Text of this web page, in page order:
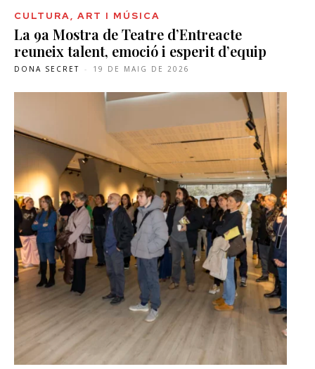
CULTURA, ART I MÚSICA
La 9a Mostra de Teatre d’Entreacte
reuneix talent, emoció i esperit d’equip
DONA SECRET - 19 DE MAIG DE 2026